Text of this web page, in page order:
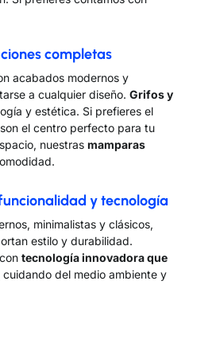
completas
acabados modernos y
a cualquier diseño.Grifos y
y estética. Si prefieres el
son el centro perfecto para tu
nuestrasmamparas
y tecnología
minimalistas y clásicos,
estilo y durabilidad.
contecnología innovadora que
cuidando del medio ambiente y